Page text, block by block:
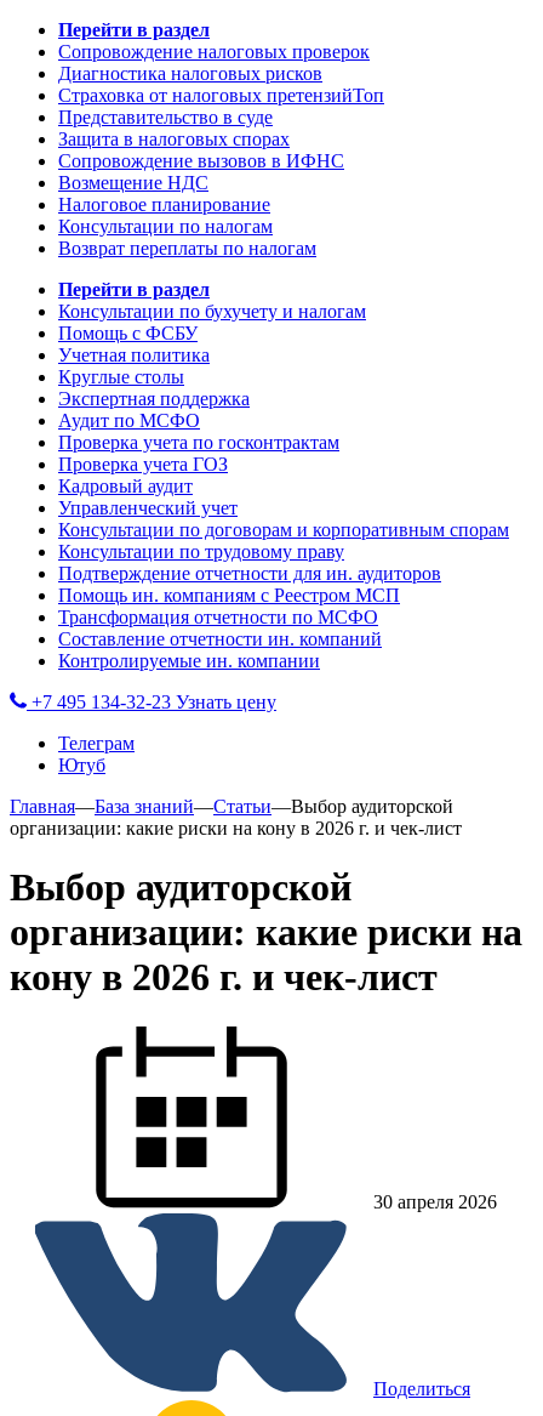
Перейти в раздел
Сопровождение налоговых проверок
Диагностика налоговых рисков
Страховка от налоговых претензийТоп
Представительство в суде
Защита в налоговых спорах
Сопровождение вызовов в ИФНС
Возмещение НДС
Налоговое планирование
Консультации по налогам
Возврат переплаты по налогам
Перейти в раздел
Консультации по бухучету и налогам
Помощь с ФСБУ
Учетная политика
Круглые столы
Экспертная поддержка
Аудит по МСФО
Проверка учета по госконтрактам
Проверка учета ГОЗ
Кадровый аудит
Управленческий учет
Консультации по договорам и корпоративным спорам
Консультации по трудовому праву
Подтверждение отчетности для ин. аудиторов
Помощь ин. компаниям с Реестром МСП
Трансформация отчетности по МСФО
Составление отчетности ин. компаний
Контролируемые ин. компании
+7 495 134-32-23 Узнать цену
Телеграм
Ютуб
Главная—База знаний—Статьи—Выбор аудиторской
организации: какие риски на кону в 2026 г. и чек-лист
Выбор аудиторской
организации: какие риски на
кону в 2026 г. и чек-лист
30 апреля 2026
Поделиться